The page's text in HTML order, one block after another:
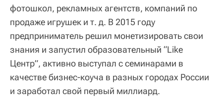
фотошкол, рекламных агентств, компаний по
продаже игрушек и т. д. В 2015 году
предприниматель решил монетизировать свои
знания и запустил образовательный “Like
Центр”, активно выступал с семинарами в
качестве бизнес-коуча в разных городах России
и заработал свой первый миллиард.